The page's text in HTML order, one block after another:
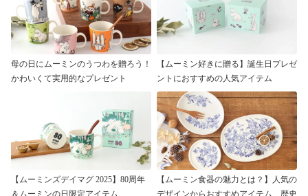
母の日にムーミンのうつわを贈ろう！
かわいくて実用的なプレゼント
【ムーミン好きに贈る】誕生日プレゼ
ントにおすすめの人気アイテム
【ムーミンズデイマグ 2025】80周年
【ムーミン食器の魅力とは？】人気の